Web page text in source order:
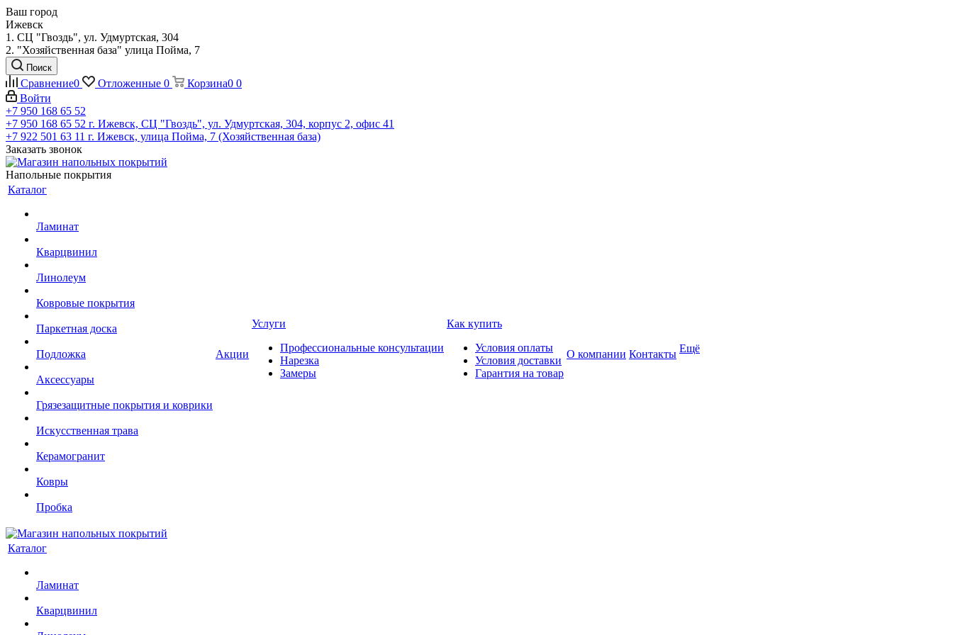
Ваш город
Ижевск
1. СЦ "Гвоздь", ул. Удмуртская, 304
2. "Хозяйственная база" улица Пойма, 7
Поиск
Сравнение0 Отложенные 0 Корзина0 0
Войти
+7 950 168 65 52
+7 950 168 65 52 г. Ижевск, СЦ "Гвоздь", ул. Удмуртская, 304, корпус 2, офис 41
+7 922 501 63 11 г. Ижевск, улица Пойма, 7 (Хозяйственная база)
Заказать звонок
Напольные покрытия
Каталог
Ламинат
Кварцвинил
Линолеум
Ковровые покрытия
Паркетная доска
Подложка
Аксессуары
Грязезащитные покрытия и коврики
Искусственная трава
Керамогранит
Ковры
Пробка
Акции
Услуги
Профессиональные консультации
Нарезка
Замеры
Как купить
Условия оплаты
Условия доставки
Гарантия на товар
О компании Контакты Ещё
Каталог
Ламинат
Кварцвинил